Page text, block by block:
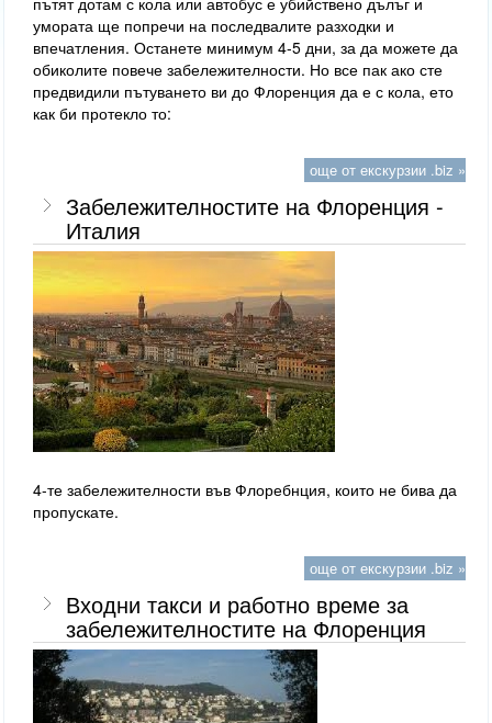
умората ще попречи на последвалите разходки и
впечатления. Останете минимум 4-5 дни, за да можете да
обиколите повече забележителности. Но все пак ако сте
предвидили пътуването ви до Флоренция да е с кола, ето
как би протекло то:
още от екскурзии .biz »
Забележителностите на Флоренция -
Италия
4-те забележителности във Флоребнция, които не бива да
пропускате.
още от екскурзии .biz »
Входни такси и работно време за
забележителностите на Флоренция